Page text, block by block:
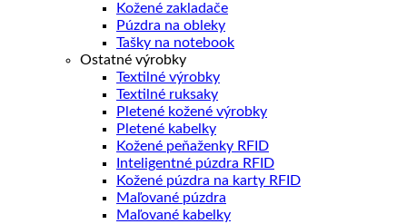
Kožené zakladače
Púzdra na obleky
Tašky na notebook
Ostatné výrobky
Textilné výrobky
Textilné ruksaky
Pletené kožené výrobky
Pletené kabelky
Kožené peňaženky RFID
Inteligentné púzdra RFID
Kožené púzdra na karty RFID
Maľované púzdra
Maľované kabelky